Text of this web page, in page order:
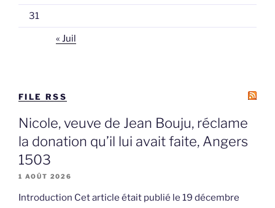
31
« Juil
FILE RSS
Nicole, veuve de Jean Bouju, réclame
la donation qu’il lui avait faite, Angers
1503
1 AOÛT 2026
Introduction Cet article était publié le 19 décembre